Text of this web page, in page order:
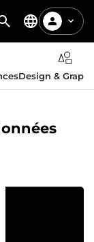
Design &